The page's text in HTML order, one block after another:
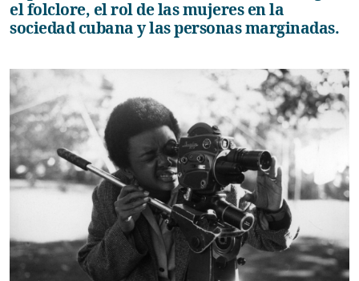
el folclore, el rol de las mujeres en la
sociedad cubana y las personas marginadas.